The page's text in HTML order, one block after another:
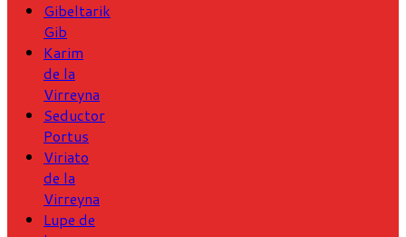
Gibeltarik
Gib
Karim
de la
Virreyna
Seductor
Portus
Viriato
de la
Virreyna
Lupe de